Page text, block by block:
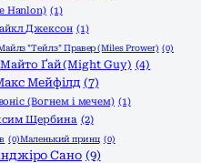
Hanlon) (1)
Джексон (1)
"Тейлз" Правер (Miles Prower) (0)
Майто Ґай (Might Guy) (4)
Мейфілд (7)
(Вогнем і мечем) (1)
Щербина (2)
(0)Маленький принц (0)
Сано (9)